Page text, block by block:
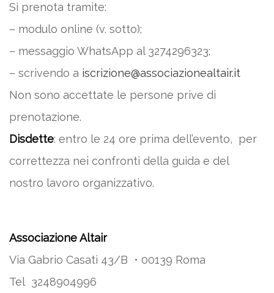
Si prenota tramite:
– modulo online (v. sotto);
– messaggio WhatsApp al 3274296323;
– scrivendo a iscrizione@associazionealtair.it
Non sono accettate le persone prive di
prenotazione.
Disdette: entro le 24 ore prima dell’evento, per
correttezza nei confronti della guida e del
nostro lavoro organizzativo.
Associazione Altair
Via Gabrio Casati 43/B • 00139 Roma
Tel 3248904996